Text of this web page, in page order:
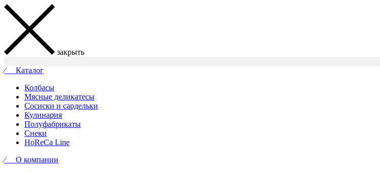
закрыть
⁄ Каталог
Колбасы
Мясные деликатесы
Сосиски и сардельки
Кулинария
Полуфабрикаты
Снеки
HoReCa Line
⁄ О компании